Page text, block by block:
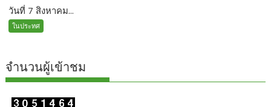
วันที่ 7 สิงหาคม...
ในประทศ
จำนวนผู้เข้าชม